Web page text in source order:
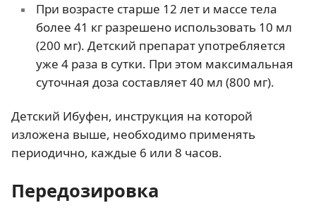
При возрасте старше 12 лет и массе тела
более 41 кг разрешено использовать 10 мл
(200 мг). Детский препарат употребляется
уже 4 раза в сутки. При этом максимальная
суточная доза составляет 40 мл (800 мг).
Детский Ибуфен, инструкция на которой
изложена выше, необходимо применять
периодично, каждые 6 или 8 часов.
Передозировка